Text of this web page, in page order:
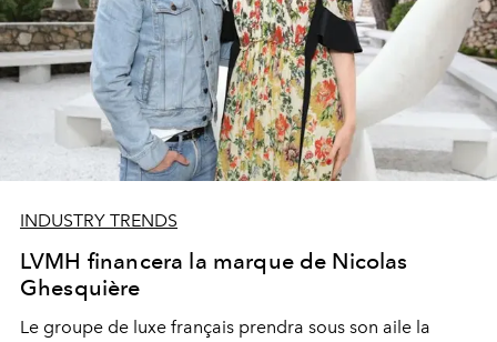
INDUSTRY TRENDS
LVMH financera la marque de Nicolas
Ghesquière
Le groupe de luxe français prendra sous son aile la